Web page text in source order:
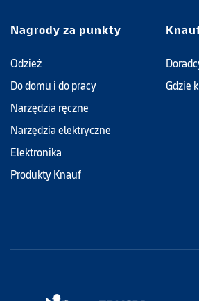
Nagrody za punkty
Odzież
Do domu i do pracy
Narzędzia ręczne
Narzędzia elektryczne
Elektronika
Produkty Knauf
Gdzie